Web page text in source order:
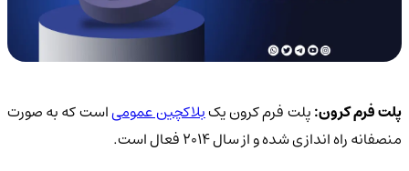
پلت فرم کرون:پلت فرم کرون یکبلاکچین عمومیاست که به صورت
منصفانه راه اندازی شده و از سال ۲۰۱۴ فعال است.